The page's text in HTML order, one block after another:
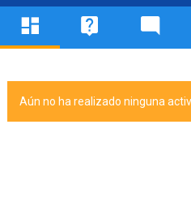
Aún no ha realizado ninguna